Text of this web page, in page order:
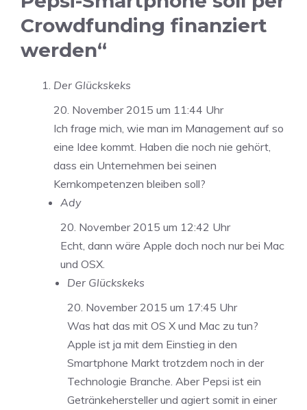
Crowdfunding finanziert
werden“
Der Glückskeks
20. November 2015 um 11:44 Uhr
Ich frage mich, wie man im Management auf so
eine Idee kommt. Haben die noch nie gehört,
dass ein Unternehmen bei seinen
Kernkompetenzen bleiben soll?
Ady
20. November 2015 um 12:42 Uhr
Echt, dann wäre Apple doch noch nur bei Mac
und OSX.
Der Glückskeks
20. November 2015 um 17:45 Uhr
Was hat das mit OS X und Mac zu tun?
Apple ist ja mit dem Einstieg in den
Smartphone Markt trotzdem noch in der
Technologie Branche. Aber Pepsi ist ein
Getränkehersteller und agiert somit in einer